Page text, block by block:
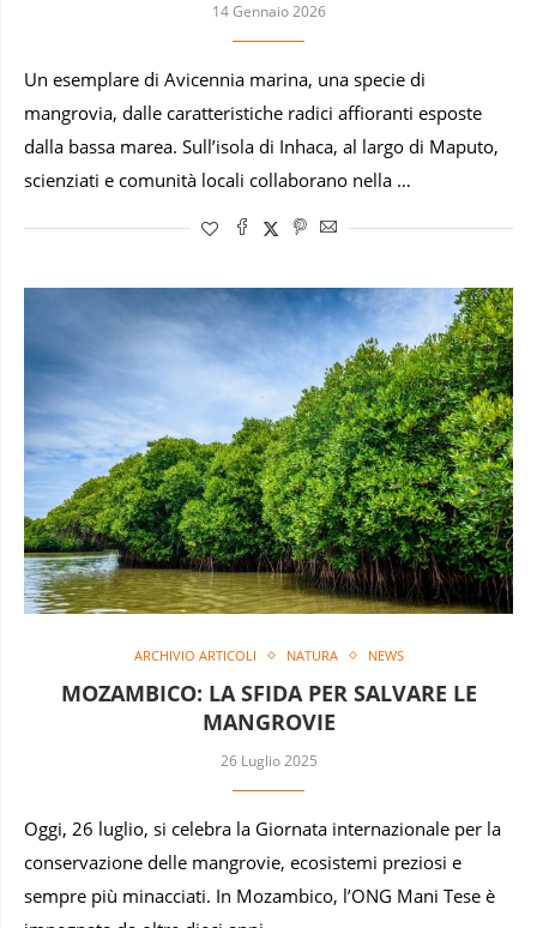
14 Gennaio 2026
Un esemplare di Avicennia marina, una specie di
mangrovia, dalle caratteristiche radici affioranti esposte
dalla bassa marea. Sull’isola di Inhaca, al largo di Maputo,
scienziati e comunità locali collaborano nella …
ARCHIVIO ARTICOLI NATURA NEWS
MOZAMBICO: LA SFIDA PER SALVARE LE
MANGROVIE
26 Luglio 2025
Oggi, 26 luglio, si celebra la Giornata internazionale per la
conservazione delle mangrovie, ecosistemi preziosi e
sempre più minacciati. In Mozambico, l’ONG Mani Tese è